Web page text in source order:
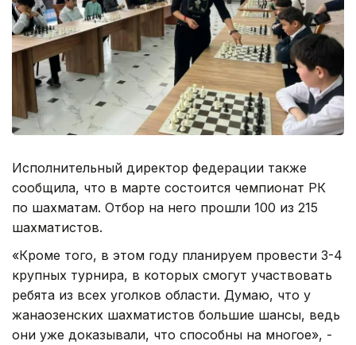
Исполнительный директор федерации также
сообщила, что в марте состоится чемпионат РК
по шахматам. Отбор на него прошли 100 из 215
шахматистов.
«Кроме того, в этом году планируем провести 3-4
крупных турнира, в которых смогут участвовать
ребята из всех уголков области. Думаю, что у
жанаозенских шахматистов большие шансы, ведь
они уже доказывали, что способны на многое», -